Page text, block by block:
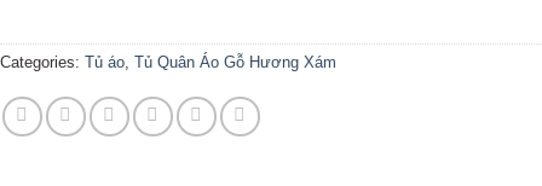
Categories: Tủ áo, Tủ Quân Áo Gỗ Hương Xám